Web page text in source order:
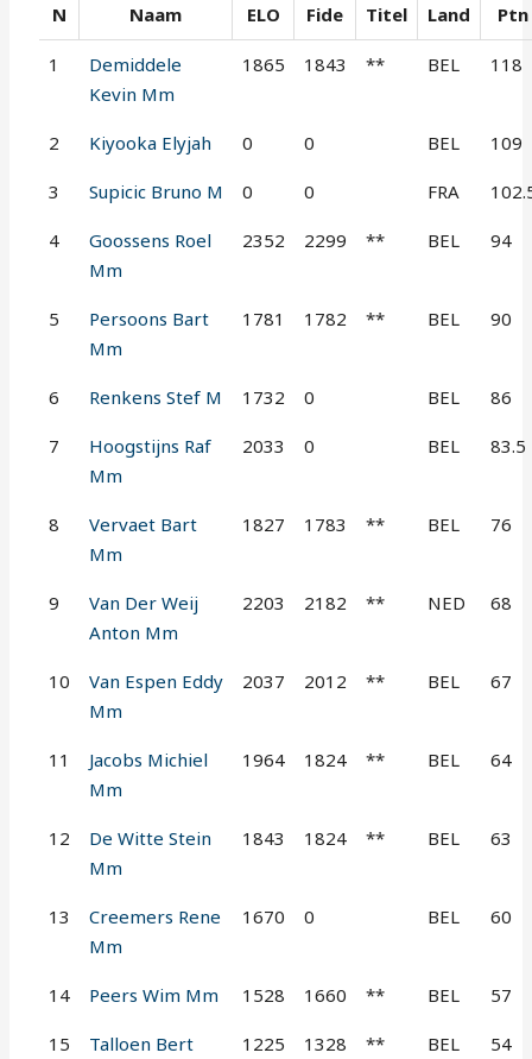
N Naam ELO Fide Titel Land Ptn
1
Demiddele
Kevin Mm
1865 1843 ** BEL 118
2 Kiyooka Elyjah 0 0 BEL 109
3 Supicic Bruno M 0 0 FRA
4
Goossens Roel
Mm
2352 2299 ** BEL 94
5
Persoons Bart
Mm
1781 1782 ** BEL 90
6 Renkens Stef M 1732 0 BEL 86
7
Hoogstijns Raf
Mm
2033 0 BEL 83.5
8
Vervaet Bart
Mm
1827 1783 ** BEL 76
9
Van Der Weij
Anton Mm
2203 2182 ** NED 68
10
Van Espen Eddy
Mm
2037 2012 ** BEL 67
11
Jacobs Michiel
Mm
1964 1824 ** BEL 64
12
De Witte Stein
Mm
1843 1824 ** BEL 63
13
Creemers Rene
Mm
1670 0 BEL 60
14 Peers Wim Mm 1528 1660 ** BEL 57
15
Talloen Bert
1225 1328 ** BEL 54